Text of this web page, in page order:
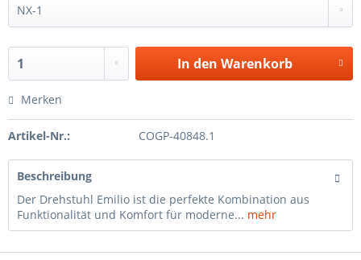
In den Warenkorb
Merken
Artikel-Nr.: COGP-40848.1
Beschreibung
Der Drehstuhl Emilio ist die perfekte Kombination aus
Funktionalität und Komfort für moderne... mehr